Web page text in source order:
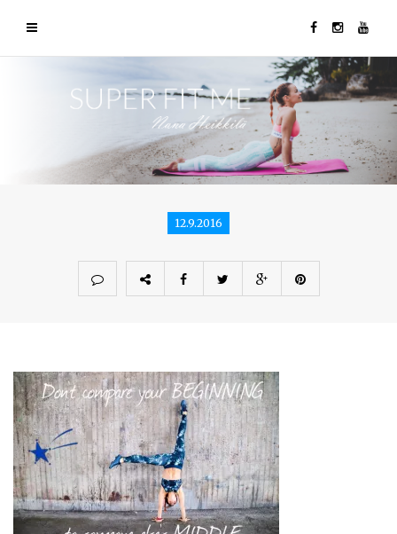
12.9.2016